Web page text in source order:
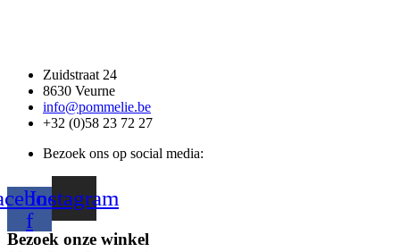
Zuidstraat 24
8630 Veurne
info@pommelie.be
+32 (0)58 23 72 27
Bezoek ons op social media:
f
Instagram
Bezoek onze winkel